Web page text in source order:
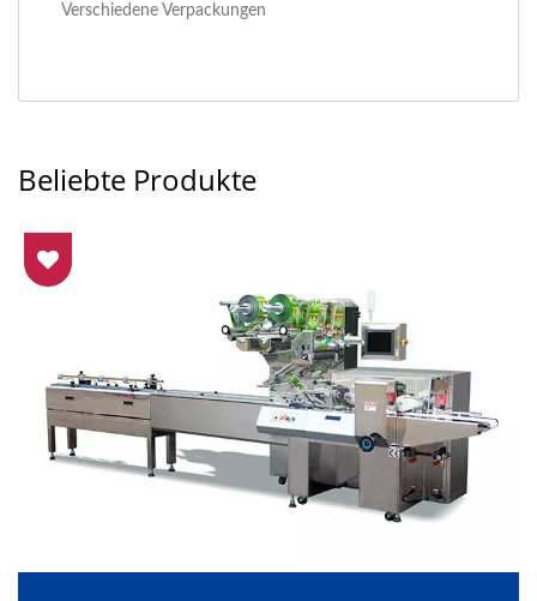
Verschiedene Verpackungen
Beliebte Produkte